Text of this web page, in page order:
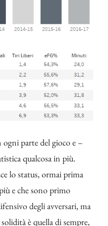
parte del gioco e –
qualcosa in più.
lo status, ormai prima
e che sono primo
degli avversari, ma
è quella di sempre,